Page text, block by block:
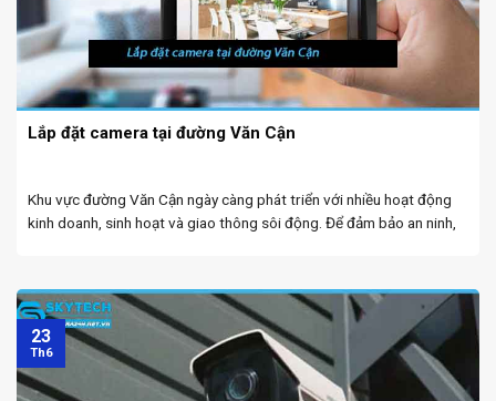
Lắp đặt camera tại đường Văn Cận
Khu vực đường Văn Cận ngày càng phát triển với nhiều hoạt động
kinh doanh, sinh hoạt và giao thông sôi động. Để đảm bảo an ninh,
23
Th6